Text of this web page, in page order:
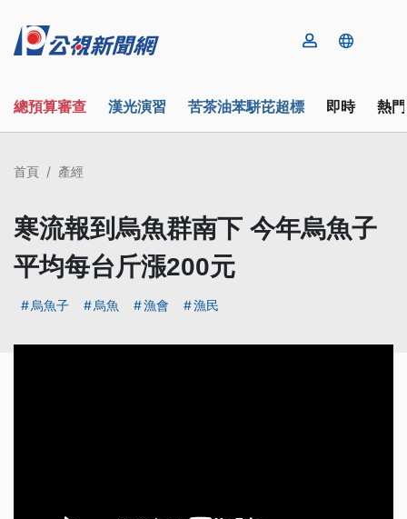
總預算審查 漢光演習 苦茶油苯駢芘超標 即時 熱
首頁 產經
寒流報到烏魚群南下 今年烏魚子
平均每台斤漲200元
烏魚子 烏魚 漁會 漁民